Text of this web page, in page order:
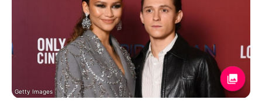
Filme & Serien
Lifestyle
Familie & Liebe
Promiflash Exklusiv
Getty Images